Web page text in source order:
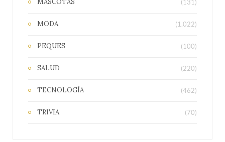
MASCOTAS (131)
MODA (1.022)
PEQUES (100)
SALUD (220)
TECNOLOGÍA (462)
TRIVIA (70)